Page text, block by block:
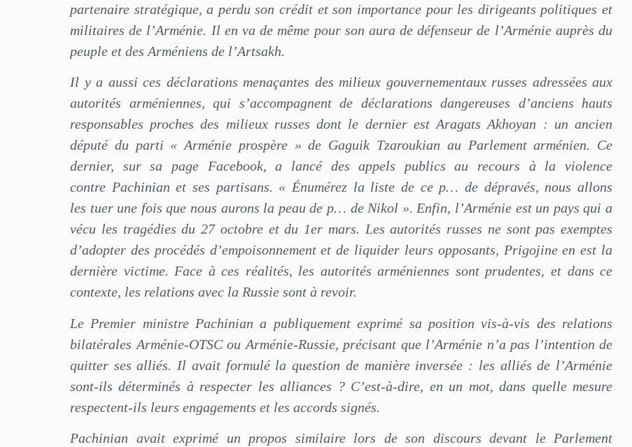
partenaire stratégique, a perdu son crédit et son importance pour les dirigeants politiques et
militaires de l’Arménie. Il en va de même pour son aura de défenseur de l’Arménie auprès du
peuple et des Arméniens de l’Artsakh.
Il y a aussi ces déclarations menaçantes des milieux gouvernementaux russes adressées aux
autorités arméniennes, qui s’accompagnent de déclarations dangereuses d’anciens hauts
responsables proches des milieux russes dont le dernier est Aragats Akhoyan : un ancien
député du parti « Arménie prospère » de Gaguik Tzaroukian au Parlement arménien. Ce
dernier, sur sa page Facebook, a lancé des appels publics au recours à la violence
contre Pachinian et ses partisans. « Énumérez la liste de ce p… de dépravés, nous allons
les tuer une fois que nous aurons la peau de p… de Nikol ». Enfin, l’Arménie est un pays qui a
vécu les tragédies du 27 octobre et du 1er mars. Les autorités russes ne sont pas exemptes
d’adopter des procédés d’empoisonnement et de liquider leurs opposants, Prigojine en est la
dernière victime. Face à ces réalités, les autorités arméniennes sont prudentes, et dans ce
contexte, les relations avec la Russie sont à revoir.
Le Premier ministre Pachinian a publiquement exprimé sa position vis-à-vis des relations
bilatérales Arménie-OTSC ou Arménie-Russie, précisant que l’Arménie n’a pas l’intention de
quitter ses alliés. Il avait formulé la question de manière inversée : les alliés de l’Arménie
sont-ils déterminés à respecter les alliances ? C’est-à-dire, en un mot, dans quelle mesure
respectent-ils leurs engagements et les accords signés.
Pachinian avait exprimé un propos similaire lors de son discours devant le Parlement